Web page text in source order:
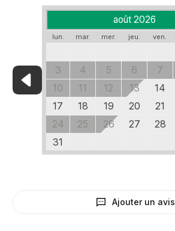
août 2026
lun. mar. mer. jeu. ven.
3
4 5 6 7
10
11 12 13 14
17
18 19 20 21
24
25 26 27 28
31
Ajouter un avis